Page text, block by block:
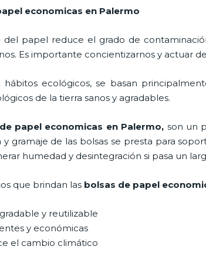
economicas en Palermo
del papel reduce el grado de
Es importante concientizarnos y actuar
hábitos ecológicos, se basan
de la tierra sanos y agradables.
papel economicas en Palermo, son un
y gramaje de las bolsas se presta para
humedad y desintegración si pasa un
que brindan las bolsas de papel
y reutilizable
y económicas
el cambio climático